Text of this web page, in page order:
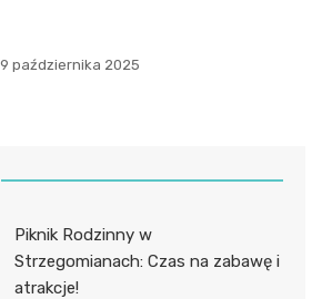
9 października 2025
Piknik Rodzinny w
Strzegomianach: Czas na zabawę i
atrakcje!